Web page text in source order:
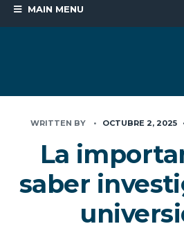
MAIN MENU
WRITTEN BY • OCTUBRE 2, 2025
La
saber